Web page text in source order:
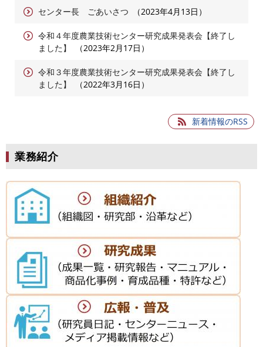
センター長 ごあいさつ 2023年4月13日
令和４年度農業技術センター研究成果発表会【終了し
ました】
2023年2月17日
令和３年度農業技術センター研究成果発表会【終了し
ました】
2022年3月16日
新着情報のRSS
業務紹介